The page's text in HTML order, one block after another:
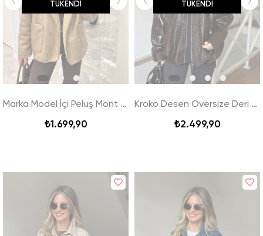
TÜKENDI
Marka Model İçi Peluş Mont - Bej
₺1.699,90
TÜKENDI
Kroko Desen Oversize Deri Ceket
₺2.499,90